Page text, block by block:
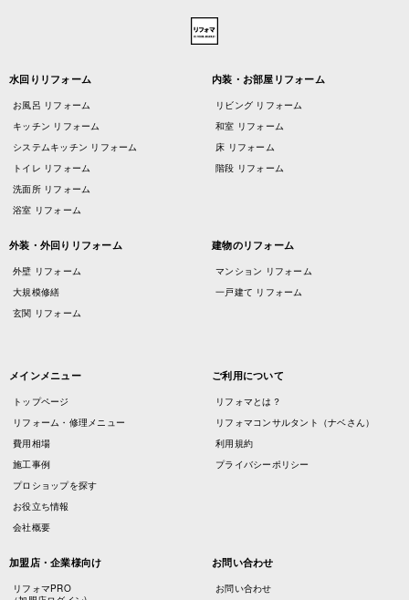
水回りリフォーム
お風呂 リフォーム
キッチン リフォーム
システムキッチン リフォーム
トイレ リフォーム
洗面所 リフォーム
浴室 リフォーム
内装・お部屋リフォーム
リビング リフォーム
和室 リフォーム
床 リフォーム
階段 リフォーム
外装・外回りリフォーム
外壁 リフォーム
大規模修繕
玄関 リフォーム
建物のリフォーム
マンション リフォーム
一戸建て リフォーム
メインメニュー
トップページ
リフォーム・修理メニュー
費用相場
施工事例
プロショップを探す
お役立ち情報
会社概要
ご利用について
リフォマとは？
リフォマコンサルタント（ナベさん）
利用規約
プライバシーポリシー
加盟店・企業様向け
リフォマPRO
お問い合わせ
お問い合わせ